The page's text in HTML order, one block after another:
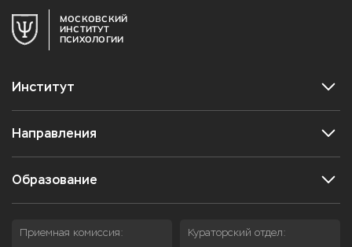
МОСКОВСКИЙ
ИНСТИТУТ
ПСИХОЛОГИИ
Институт
Направления
Образование
Приемная комиссия: Кураторский отдел: